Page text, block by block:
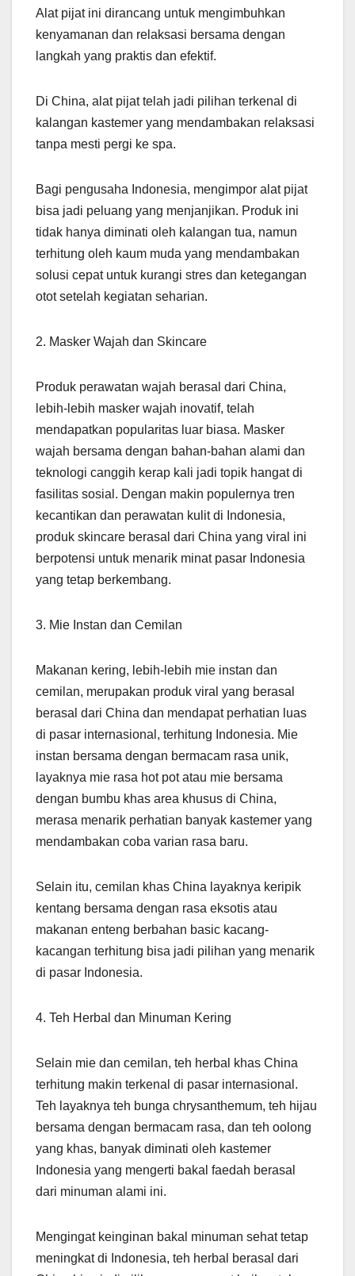
Alat pijat ini dirancang untuk mengimbuhkan
kenyamanan dan relaksasi bersama dengan
langkah yang praktis dan efektif.
Di China, alat pijat telah jadi pilihan terkenal di
kalangan kastemer yang mendambakan relaksasi
tanpa mesti pergi ke spa.
Bagi pengusaha Indonesia, mengimpor alat pijat
bisa jadi peluang yang menjanjikan. Produk ini
tidak hanya diminati oleh kalangan tua, namun
terhitung oleh kaum muda yang mendambakan
solusi cepat untuk kurangi stres dan ketegangan
otot setelah kegiatan seharian.
2. Masker Wajah dan Skincare
Produk perawatan wajah berasal dari China,
lebih-lebih masker wajah inovatif, telah
mendapatkan popularitas luar biasa. Masker
wajah bersama dengan bahan-bahan alami dan
teknologi canggih kerap kali jadi topik hangat di
fasilitas sosial. Dengan makin populernya tren
kecantikan dan perawatan kulit di Indonesia,
produk skincare berasal dari China yang viral ini
berpotensi untuk menarik minat pasar Indonesia
yang tetap berkembang.
3. Mie Instan dan Cemilan
Makanan kering, lebih-lebih mie instan dan
cemilan, merupakan produk viral yang berasal
berasal dari China dan mendapat perhatian luas
di pasar internasional, terhitung Indonesia. Mie
instan bersama dengan bermacam rasa unik,
layaknya mie rasa hot pot atau mie bersama
dengan bumbu khas area khusus di China,
merasa menarik perhatian banyak kastemer yang
mendambakan coba varian rasa baru.
Selain itu, cemilan khas China layaknya keripik
kentang bersama dengan rasa eksotis atau
makanan enteng berbahan basic kacang-
kacangan terhitung bisa jadi pilihan yang menarik
di pasar Indonesia.
4. Teh Herbal dan Minuman Kering
Selain mie dan cemilan, teh herbal khas China
terhitung makin terkenal di pasar internasional.
Teh layaknya teh bunga chrysanthemum, teh hijau
bersama dengan bermacam rasa, dan teh oolong
yang khas, banyak diminati oleh kastemer
Indonesia yang mengerti bakal faedah berasal
dari minuman alami ini.
Mengingat keinginan bakal minuman sehat tetap
meningkat di Indonesia, teh herbal berasal dari